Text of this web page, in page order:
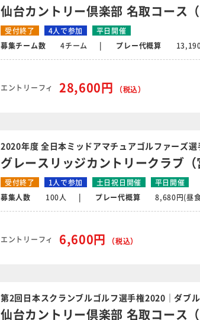
仙台カントリー倶楽部 名取コース（
受付終了 4人で参加 平日開催
募集チーム数 4チーム プレー代概算
エントリーフィ 28,600円 （税込）
2020年度 全日本ミッドアマチュアゴルファーズ
グレースリッジカントリークラブ（
受付終了 1人で参加 土日祝日開催 平日開催
募集人数 100人 プレー代概算 8,680円(昼
エントリーフィ 6,600円 （税込）
第2回日本スクランブルゴルフ選手権2020｜ダブ
仙台カントリー倶楽部 名取コース（